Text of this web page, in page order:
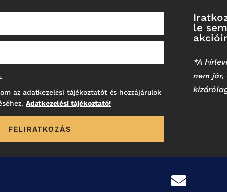
az adatkezelési tájékoztatót és hozzájárulok
Adatkezelési tájékoztató!
FELIRATKOZÁS
le
*A
nem jár,
